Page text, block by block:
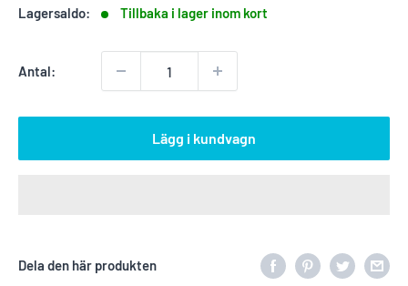
Lagersaldo: Tillbaka i lager inom kort
Antal:
Lägg i kundvagn
Dela den här produkten